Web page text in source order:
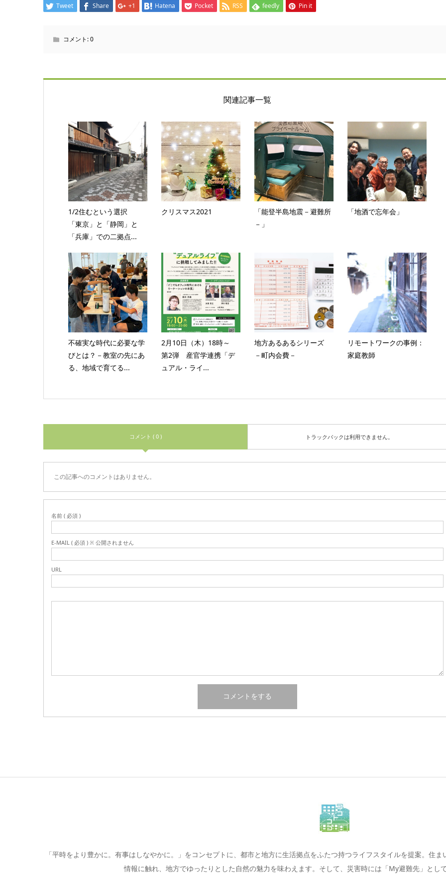
Tweet Share +1 Hatena Pocket RSS feedly Pin it
コメント:0
関連記事一覧
1/2住むという選択
「東京」と「静岡」と
「兵庫」での二拠点...
クリスマス2021
「能登半島地震－避難所
－」
「地酒で忘年会」
不確実な時代に必要な学
びとは？－教室の先にあ
る、地域で育てる...
2月10日（木）18時～
第2弾 産官学連携「デ
ュアル・ライ...
地方あるあるシリーズ
－町内会費－
リモートワークの事例：
家庭教師
コメント ( 0 ) トラックバックは利用できません。
この記事へのコメントはありません。
名前 ( 必須 )
E-MAIL ( 必須 ) ※ 公開されません
URL
「平時をより豊かに。有事はしなやかに。」をコンセプトに、都市と地方に生活拠点をふたつ持つライフスタイルを提案。住
情報に触れ、地方でゆったりとした自然の魅力を味わえます。そして、災害時には「My避難先」とし